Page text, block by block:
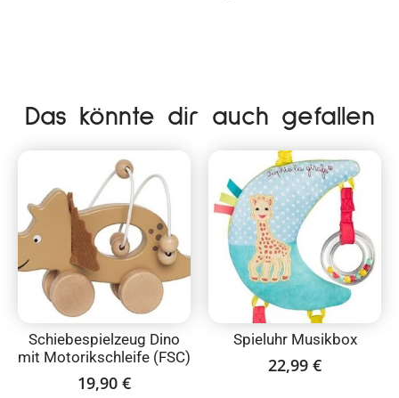
Das könnte dir auch gefallen
Schiebespielzeug Dino
mit Motorikschleife (FSC)
19,90 €
Spieluhr Musikbox
22,99 €